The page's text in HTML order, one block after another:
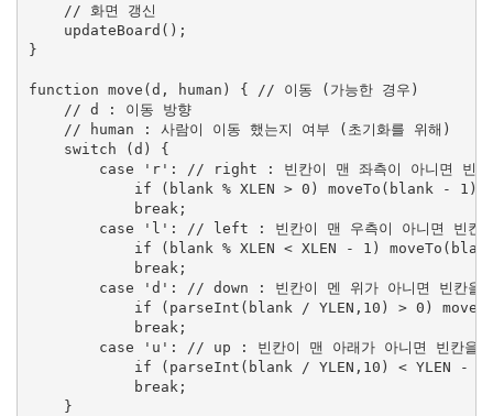
    // 화면 갱신
    updateBoard();
}
function move(d, human) { // 이동 (가능한 경우)
    // d : 이동 방향
    // human : 사람이 이동 했는지 여부 (초기화를 위해)
    switch (d) {
case 'r': // right : 빈칸이 맨 좌측이 아니면 빈칸
            if (blank % XLEN > 0) moveTo(blank - 1);
            break;
case 'l': // left : 빈칸이 맨 우측이 아니면 빈칸
if (blank % XLEN < XLEN - 1)
            break;
case 'd': // down : 빈칸이 멘 위가 아니면 빈칸을
if (parseInt(blank / YLEN,10) > 0)
            break;
case 'u': // up : 빈칸이 맨 아래가 아니면 빈칸을
if (parseInt(blank / YLEN,10) < YLEN -
            break;
    }